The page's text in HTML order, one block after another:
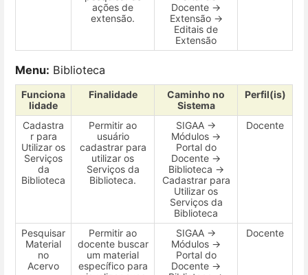
ações de
extensão.
Docente →
Extensão →
Editais de
Extensão
Menu: Biblioteca
Funciona
lidade
Finalidade
Caminho no
Sistema
Perfil(is)
Cadastra
r para
Utilizar os
Serviços
da
Biblioteca
Permitir ao
usuário
cadastrar para
utilizar os
Serviços da
Biblioteca.
SIGAA →
Módulos →
Portal do
Docente →
Biblioteca →
Cadastrar para
Utilizar os
Serviços da
Biblioteca
Docente
Pesquisar
Material
no
Acervo
Permitir ao
docente buscar
um material
específico para
SIGAA →
Módulos →
Portal do
Docente →
Docente